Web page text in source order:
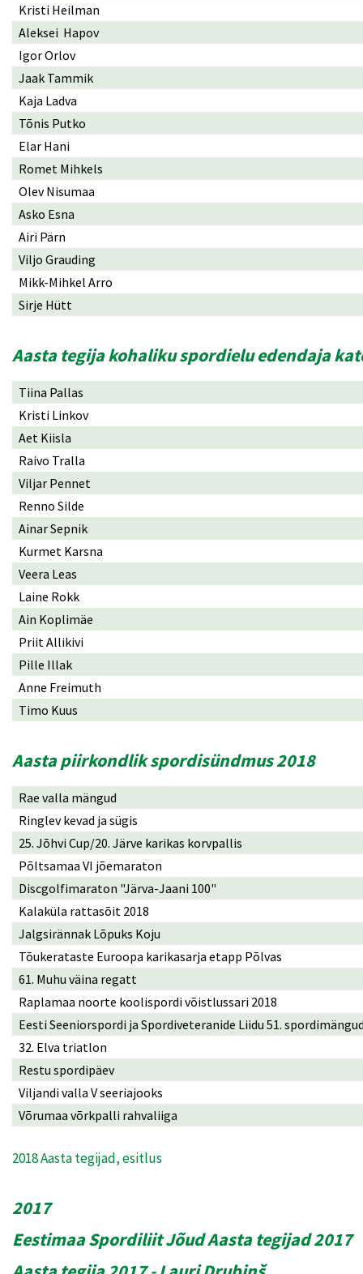
Kristi Heilman
Aleksei Hapov
Igor Orlov
Jaak Tammik
Kaja Ladva
Tõnis Putko
Elar Hani
Romet Mihkels
Olev Nisumaa
Asko Esna
Airi Pärn
Viljo Grauding
Mikk-Mihkel Arro
Sirje Hütt
Aasta tegija kohaliku spordielu edendaja
Tiina Pallas
Kristi Linkov
Aet Kiisla
Raivo Tralla
Viljar Pennet
Renno Silde
Ainar Sepnik
Kurmet Karsna
Veera Leas
Laine Rokk
Ain Koplimäe
Priit Allikivi
Pille Illak
Anne Freimuth
Timo Kuus
Aasta piirkondlik spordisündmus 2018
Rae valla mängud
Ringlev kevad ja sügis
25. Jõhvi Cup/20. Järve karikas korvpallis
Põltsamaa VI jõemaraton
Discgolfimaraton "Järva-Jaani 100"
Kalaküla rattasõit 2018
Jalgsirännak Lõpuks Koju
Tõukerataste Euroopa karikasarja etapp Põlvas
61. Muhu väina regatt
Raplamaa noorte koolispordi võistlussari 2018
Eesti Seeniorspordi ja Spordiveteranide Liidu 51.
32. Elva triatlon
Restu spordipäev
Viljandi valla V seeriajooks
Võrumaa võrkpalli rahvaliiga
2018 Aasta tegijad, esitlus
2017
Eestimaa Spordiliit Jõud Aasta tegijad 2017